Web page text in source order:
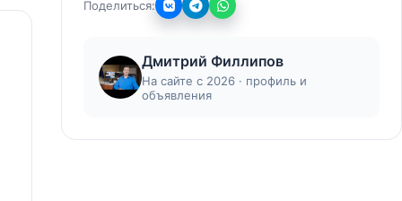
Поделиться:
Дмитрий Филлипов
На сайте с 2026 · профиль и
объявления